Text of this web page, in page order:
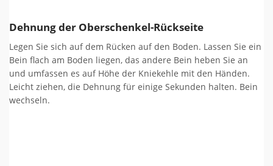
Dehnung der Oberschenkel-Rückseite
Legen Sie sich auf dem Rücken auf den Boden. Lassen Sie ein
Bein flach am Boden liegen, das andere Bein heben Sie an
und umfassen es auf Höhe der Kniekehle mit den Händen.
Leicht ziehen, die Dehnung für einige Sekunden halten. Bein
wechseln.